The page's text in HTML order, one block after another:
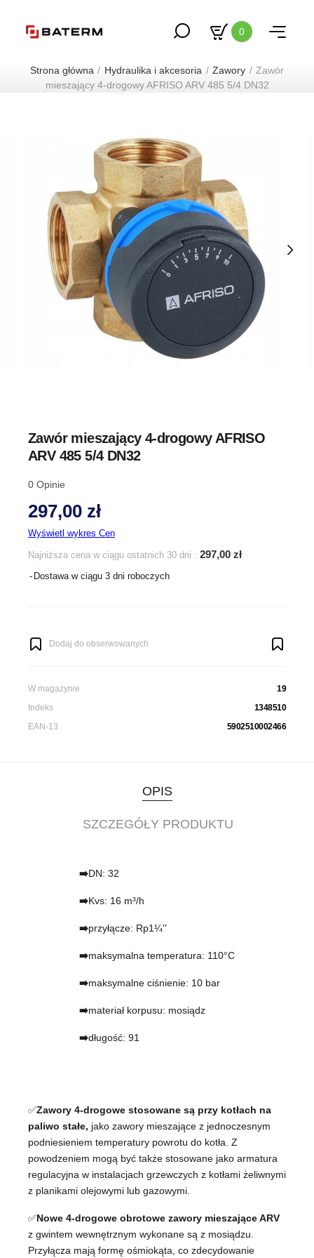
0
Strona główna Hydraulika i akcesoria Zawory
Zawór
mieszający 4-drogowy AFRISO ARV 485 5/4 DN32
Zawór mieszający 4-drogowy AFRISO
ARV 485 5/4 DN32
0 Opinie
297,00 zł
Wyświetl wykres Cen
Najniższa cena w ciągu ostatnich 30 dni : 297,00 zł
Dostawa w ciągu 3 dni roboczych
Dodaj do obserwowanych
W magazynie
19
Indeks
1348510
EAN-13
5902510002466
OPIS
SZCZEGÓŁY PRODUKTU
➡️DN: 32
➡️Kvs: 16 m³/h
➡️przyłącze: Rp1¼''
➡️maksymalna temperatura: 110°C
➡️maksymalne ciśnienie: 10 bar
➡️materiał korpusu: mosiądz
➡️długość: 91
✅Zawory 4-drogowe stosowane są przy kotłach na
paliwo stałe, jako zawory mieszające z jednoczesnym
podniesieniem temperatury powrotu do kotła. Z
powodzeniem mogą być także stosowane jako armatura
regulacyjna w instalacjach grzewczych z kotłami żeliwnymi
z planikami olejowymi lub gazowymi.
✅Nowe 4-drogowe obrotowe zawory mieszające ARV
z gwintem wewnętrznym wykonane są z mosiądzu.
Przyłącza mają formę ośmiokąta, co zdecydowanie